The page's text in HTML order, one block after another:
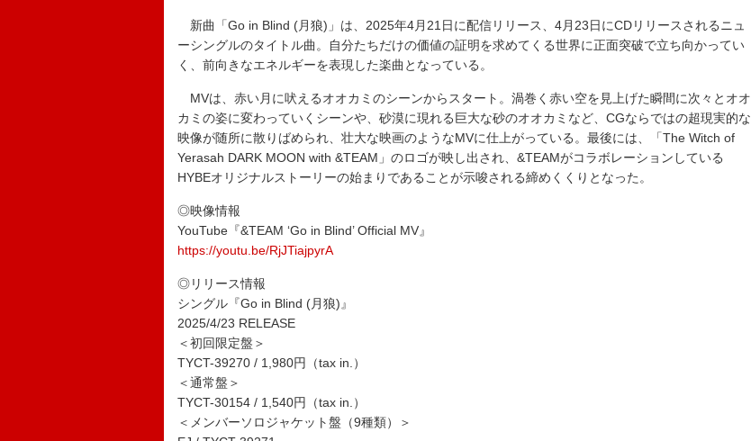
新曲「Go in Blind (月狼)」は、2025年4月21日に配信リリース、4月23日にCDリリースされるニュ
ーシングルのタイトル曲。自分たちだけの価値の証明を求めてくる世界に正面突破で立ち向かってい
く、前向きなエネルギーを表現した楽曲となっている。
MVは、赤い月に吠えるオオカミのシーンからスタート。渦巻く赤い空を見上げた瞬間に次々とオオ
カミの姿に変わっていくシーンや、砂漠に現れる巨大な砂のオオカミなど、CGならではの超現実的な
映像が随所に散りばめられ、壮大な映画のようなMVに仕上がっている。最後には、「The Witch of
Yerasah DARK MOON with &TEAM」のロゴが映し出され、&TEAMがコラボレーションしている
HYBEオリジナルストーリーの始まりであることが示唆される締めくくりとなった。
◎映像情報
YouTube『&TEAM ‘Go in Blind’ Official MV』
https://youtu.be/RjJTiajpyrA
◎リリース情報
シングル『Go in Blind (月狼)』
2025/4/23 RELEASE
＜初回限定盤＞
TYCT-39270 / 1,980円（tax in.）
＜通常盤＞
TYCT-30154 / 1,540円（tax in.）
＜メンバーソロジャケット盤（9種類）＞